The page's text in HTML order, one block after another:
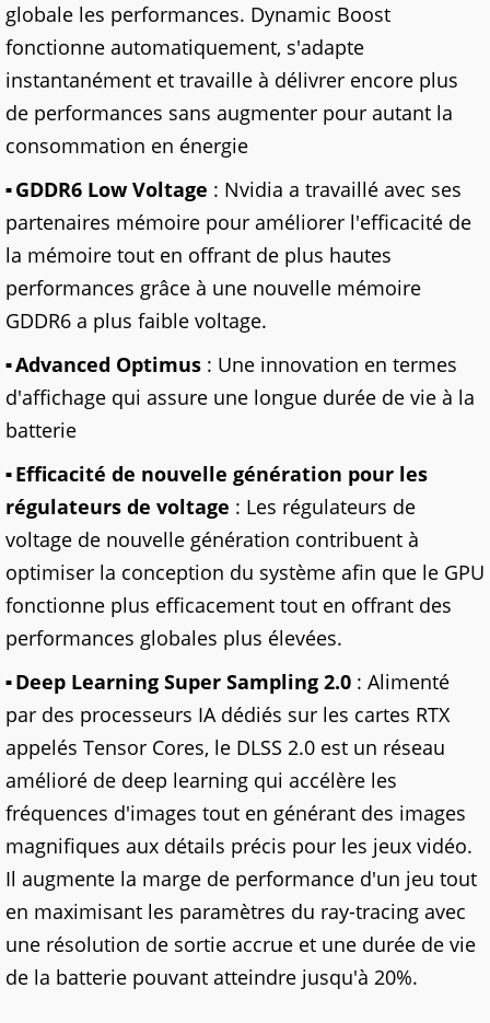
globale les performances. Dynamic Boost
fonctionne automatiquement, s'adapte
instantanément et travaille à délivrer encore plus
de performances sans augmenter pour autant la
consommation en énergie
GDDR6 Low Voltage : Nvidia a travaillé avec ses
partenaires mémoire pour améliorer l'efficacité de
la mémoire tout en offrant de plus hautes
performances grâce à une nouvelle mémoire
GDDR6 a plus faible voltage.
Advanced Optimus : Une innovation en termes
d'affichage qui assure une longue durée de vie à la
batterie
Efficacité de nouvelle génération pour les
régulateurs de voltage : Les régulateurs de
voltage de nouvelle génération contribuent à
optimiser la conception du système afin que le GPU
fonctionne plus efficacement tout en offrant des
performances globales plus élevées.
Deep Learning Super Sampling 2.0 : Alimenté
par des processeurs IA dédiés sur les cartes RTX
appelés Tensor Cores, le DLSS 2.0 est un réseau
amélioré de deep learning qui accélère les
fréquences d'images tout en générant des images
magnifiques aux détails précis pour les jeux vidéo.
Il augmente la marge de performance d'un jeu tout
en maximisant les paramètres du ray-tracing avec
une résolution de sortie accrue et une durée de vie
de la batterie pouvant atteindre jusqu'à 20%.